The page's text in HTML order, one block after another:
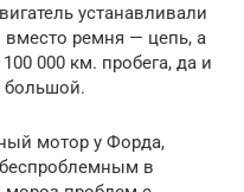
устанавливали
ремня — цепь, а
000 км. пробега, да и
большой.
мотор у Форда,
в